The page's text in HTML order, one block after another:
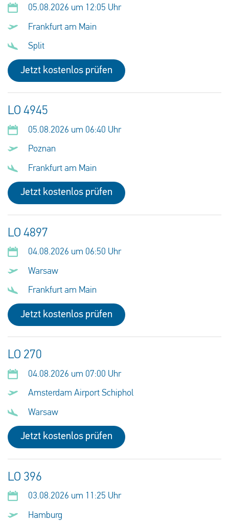
05.08.2026 um 12:05 Uhr
Frankfurt am Main
Split
Jetzt kostenlos prüfen
LO 4945
05.08.2026 um 06:40 Uhr
Poznan
Frankfurt am Main
Jetzt kostenlos prüfen
LO 4897
04.08.2026 um 06:50 Uhr
Warsaw
Frankfurt am Main
Jetzt kostenlos prüfen
LO 270
04.08.2026 um 07:00 Uhr
Amsterdam Airport Schiphol
Warsaw
Jetzt kostenlos prüfen
LO 396
03.08.2026 um 11:25 Uhr
Hamburg